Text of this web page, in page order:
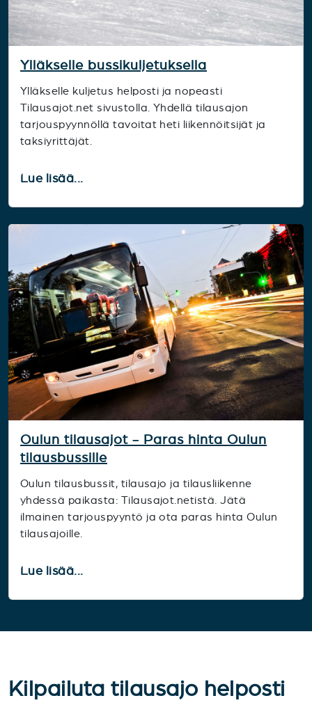
Ylläkselle bussikuljetuksella
Ylläkselle kuljetus helposti ja nopeasti
Tilausajot.net sivustolla. Yhdellä tilausajon
tarjouspyynnöllä tavoitat heti liikennöitsijät ja
taksiyrittäjät.
Lue lisää...
Oulun tilausajot - Paras hinta Oulun
tilausbussille
Oulun tilausbussit, tilausajo ja tilausliikenne
yhdessä paikasta: Tilausajot.netistä. Jätä
ilmainen tarjouspyyntö ja ota paras hinta Oulun
tilausajoille.
Lue lisää...
Kilpailuta tilausajo helposti